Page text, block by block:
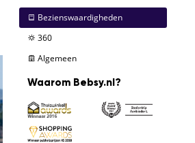
Bezienswaardigheden
360
Algemeen
Waarom Bebsy.nl?